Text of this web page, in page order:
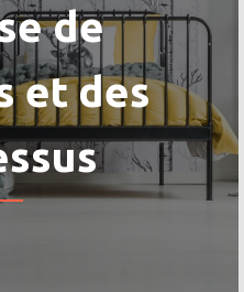
de
et des